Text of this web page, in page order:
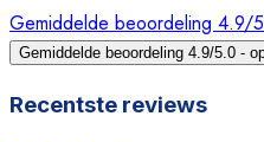
Gemiddelde beoordeling 4.9/
Gemiddelde beoordeling 4.9/5.0 -
Recentste reviews